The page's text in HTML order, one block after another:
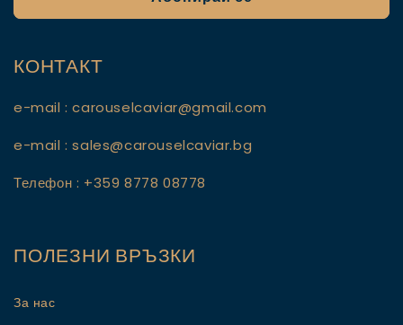
КОНТАКТ
e-mail : carouselcaviar@gmail.com
e-mail : sales@carouselcaviar.bg
Телефон : +359 8778 08778
ПОЛЕЗНИ ВРЪЗКИ
За нас